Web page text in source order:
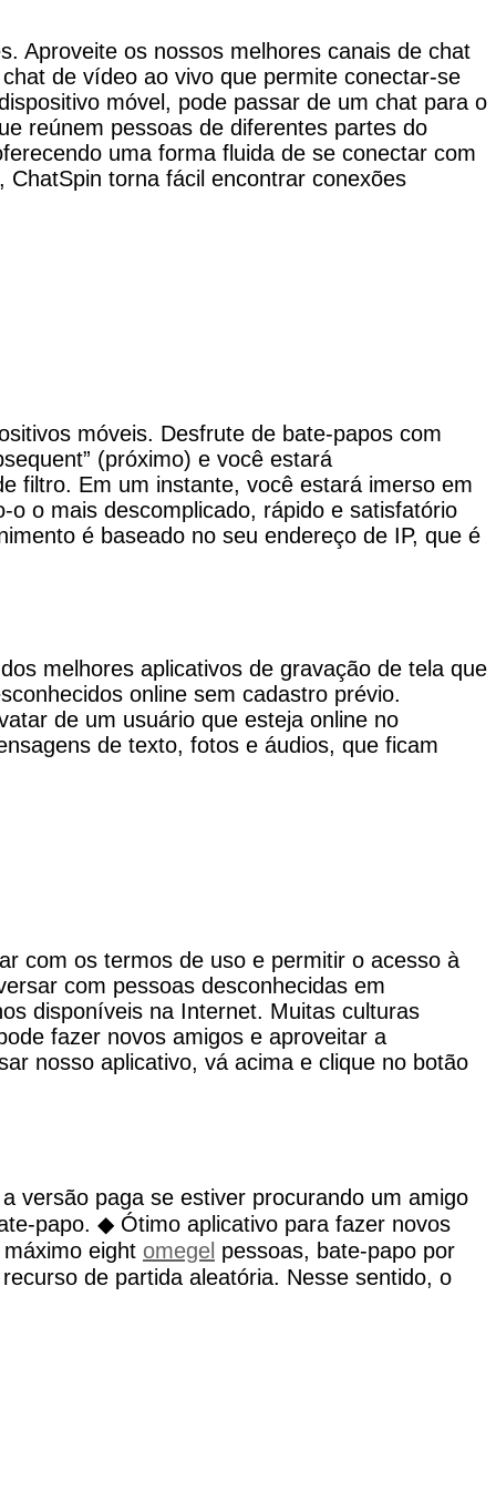
Aproveite os nossos melhores canais de chat
de vídeo ao vivo que permite conectar-se
móvel, pode passar de um chat para o
reúnem pessoas de diferentes partes do
uma forma fluida de se conectar com
torna fácil encontrar conexões
móveis. Desfrute de bate-papos com
(próximo) e você estará
filtro. Em um instante, você estará imerso em
o mais descomplicado, rápido e satisfatório
é baseado no seu endereço de IP, que é
melhores aplicativos de gravação de tela que
online sem cadastro prévio.
de um usuário que esteja online no
de texto, fotos e áudios, que ficam
com os termos de uso e permitir o acesso à
com pessoas desconhecidas em
disponíveis na Internet. Muitas culturas
fazer novos amigos e aproveitar a
nosso aplicativo, vá acima e clique no botão
versão paga se estiver procurando um amigo
papo. ◆ Ótimo aplicativo para fazer novos
eight omegel pessoas, bate-papo por
de partida aleatória. Nesse sentido, o